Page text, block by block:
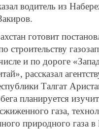
водитель из
готовит
строительству
и по дороге
рассказал
Талгат
планируется
газа,
природного газа